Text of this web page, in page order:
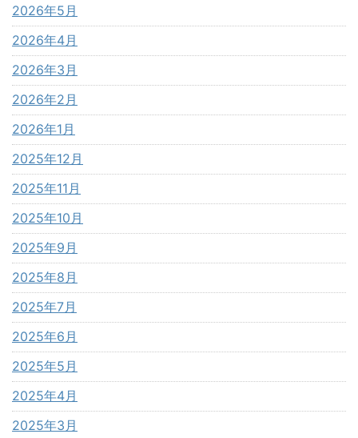
2026年5月
2026年4月
2026年3月
2026年2月
2026年1月
2025年12月
2025年11月
2025年10月
2025年9月
2025年8月
2025年7月
2025年6月
2025年5月
2025年4月
2025年3月